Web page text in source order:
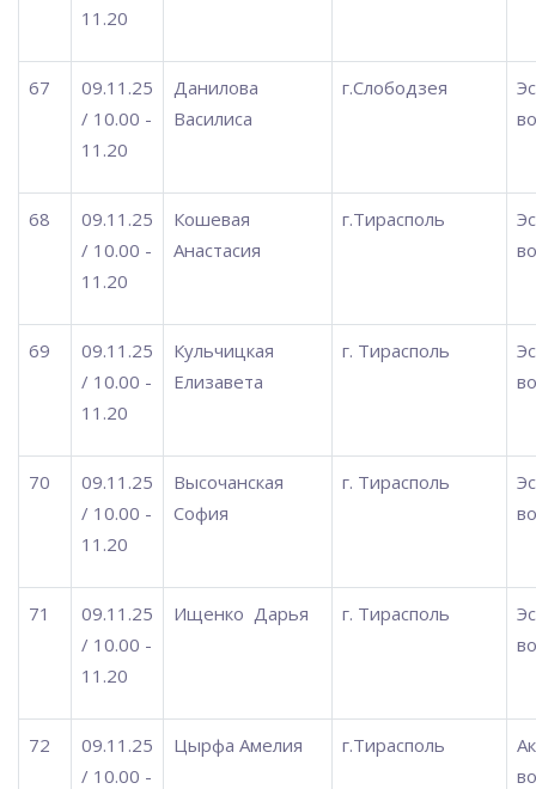
11.20
67
09.11.25
/ 10.00 -
11.20
Данилова
Василиса
г.Слободзея
68
09.11.25
/ 10.00 -
11.20
Кошевая
Анастасия
г.Тирасполь
69
09.11.25
/ 10.00 -
11.20
Кульчицкая
Елизавета
г. Тирасполь
70
09.11.25
/ 10.00 -
11.20
Высочанская
София
г. Тирасполь
71
09.11.25
/ 10.00 -
11.20
Ищенко Дарья г. Тирасполь
72
09.11.25
/ 10.00 -
Цырфа Амелия г.Тирасполь